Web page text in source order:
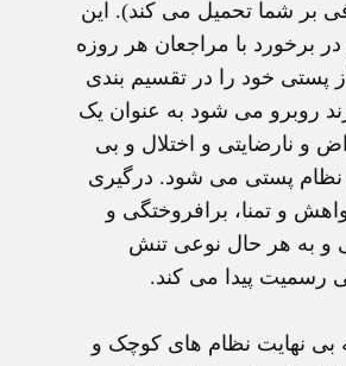
بر شما تحميل می کند). اين
برخورد با مراجعان هر روزه
پستی خود را در تقسيم بندی
روبرو می شود به عنوان يک
و نارضايتی و اختلال و بی
نظام پستی می شود. درگيری
و تمنا، برافروختگی و
و به هر حال نوعی تنش
رسميت پيدا می کند.
بی نهايت نظام های کوچک و